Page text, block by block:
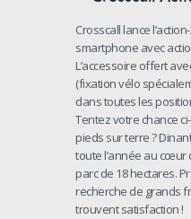
Crosscall lance
smartphone avec
L’accessoire offert
(fixation vélo
dans toutes les
Tentez votre chance
pieds sur terre ?
toute l’année au
parc de 18 hectares.
recherche de grands
trouvent satisfaction !